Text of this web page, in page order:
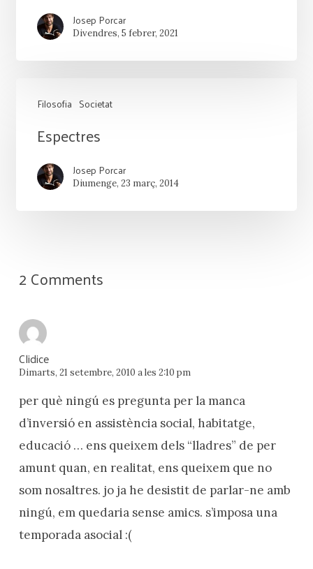
Josep Porcar
Divendres, 5 febrer, 2021
Filosofia Societat
Espectres
Espectres
Josep Porcar
Diumenge, 23 març, 2014
2 Comments
Clidice
Dimarts, 21 setembre, 2010 a les 2:10 pm
per què ningú es pregunta per la manca
d’inversió en assistència social, habitatge,
educació … ens queixem dels “lladres” de per
amunt quan, en realitat, ens queixem que no
som nosaltres. jo ja he desistit de parlar-ne amb
ningú, em quedaria sense amics. s’imposa una
temporada asocial :(